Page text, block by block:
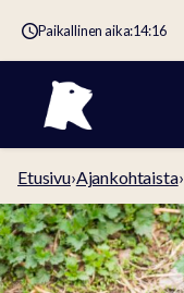
Paikallinen aika:14:16
Etusivu›Ajankohtaista›